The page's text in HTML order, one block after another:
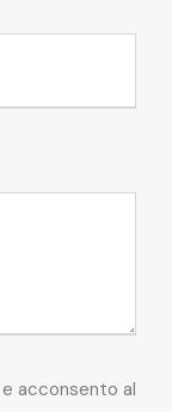
acconsento al